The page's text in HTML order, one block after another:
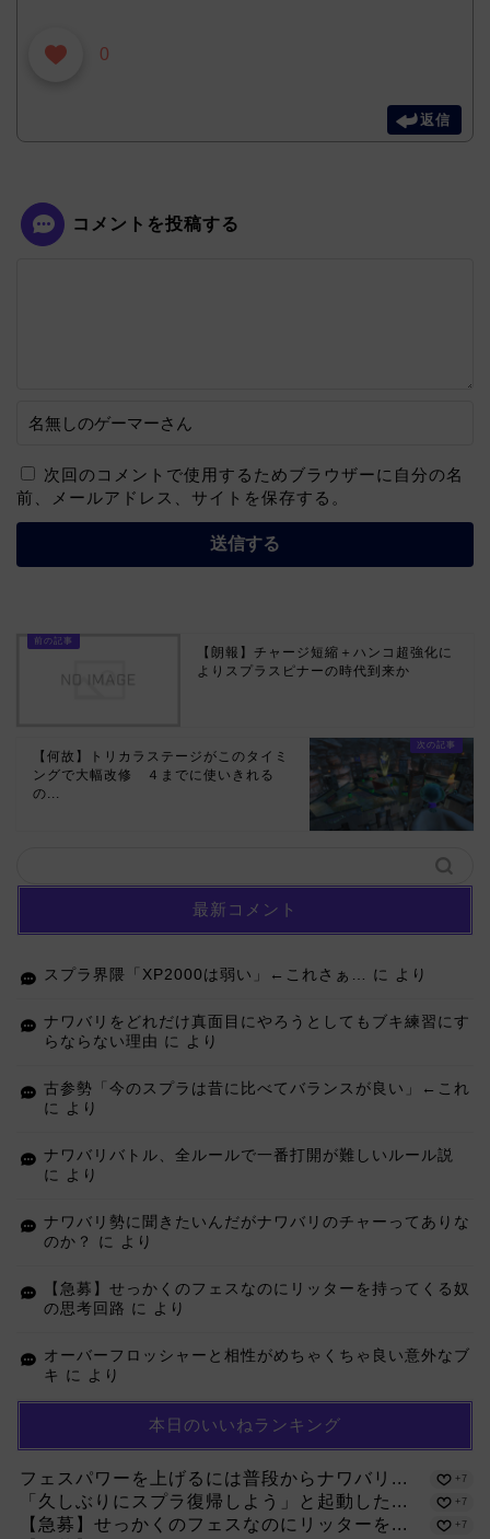
0
返信
コメントを投稿する
次回のコメントで使用するためブラウザーに自分の名
前、メールアドレス、サイトを保存する。
【朗報】チャージ短縮＋ハンコ超強化に
よりスプラスピナーの時代到来か
【何故】トリカラステージがこのタイミ
ングで大幅改修 ４までに使いきれる
の...
最新コメント
スプラ界隈「XP2000は弱い」←これさぁ… に より
ナワバリをどれだけ真面目にやろうとしてもブキ練習にす
らならない理由 に より
古参勢「今のスプラは昔に比べてバランスが良い」←これ
に
より
ナワバリバトル、全ルールで一番打開が難しいルール説
に
より
ナワバリ勢に聞きたいんだがナワバリのチャーってありな
のか？
に より
【急募】せっかくのフェスなのにリッターを持ってくる奴
の思考回路 に より
オーバーフロッシャーと相性がめちゃくちゃ良い意外なブ
キ に より
本日のいいねランキング
フェスパワーを上げるには普段からナワバリ... +7
「久しぶりにスプラ復帰しよう」と起動した... +7
【急募】せっかくのフェスなのにリッターを... +7